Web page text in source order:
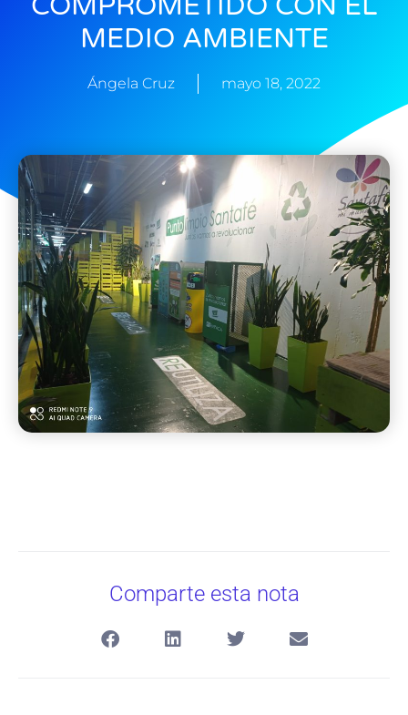
MEDIO AMBIENTE
Ángela Cruz mayo 18, 2022
Comparte esta nota